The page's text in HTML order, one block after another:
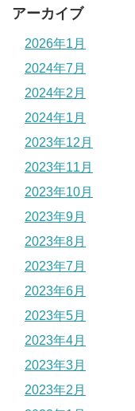
アーカイブ
2026年1月
2024年7月
2024年2月
2024年1月
2023年12月
2023年11月
2023年10月
2023年9月
2023年8月
2023年7月
2023年6月
2023年5月
2023年4月
2023年3月
2023年2月